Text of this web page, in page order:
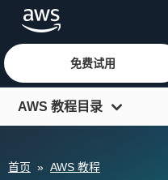
跳至主要内容
免费试用
AWS 教程目录
开发人员中心
首页 » AWS 教程